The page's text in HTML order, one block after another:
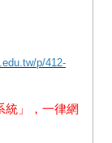
p/412-
統 」，一律網